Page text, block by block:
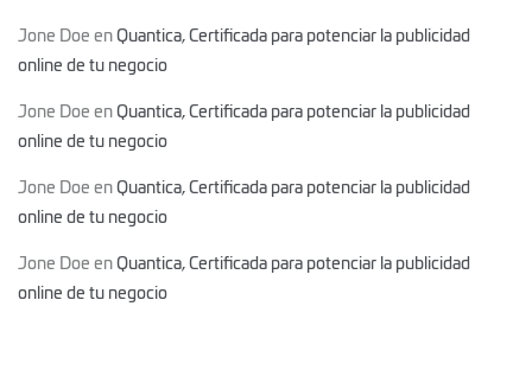
Jone Doe en Quantica, Certificada para potenciar la publicidad
online de tu negocio
Jone Doe en Quantica, Certificada para potenciar la publicidad
online de tu negocio
Jone Doe en Quantica, Certificada para potenciar la publicidad
online de tu negocio
Jone Doe en Quantica, Certificada para potenciar la publicidad
online de tu negocio